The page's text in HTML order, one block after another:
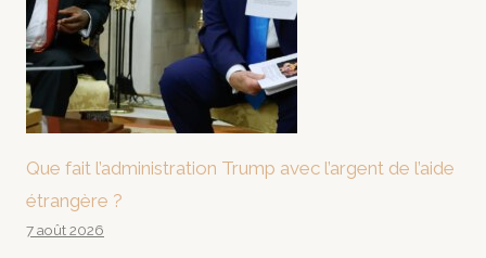
Que fait l’administration Trump avec l’argent de l’aide
étrangère ?
7 août 2026